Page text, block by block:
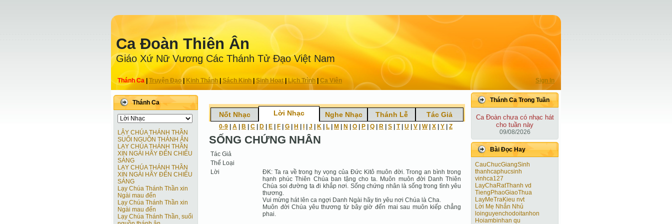
Ca Ðoàn Thiên Ân
Giáo Xứ Nữ Vương Các Thánh Tử Ðạo Việt Nam
Thánh Ca Truyện Ðạo| Kinh Thánh Sách Kinh|Sinh Hoạt| Lịch Trình Ca Viên Sign In
Thánh Ca
LẬY CHÚA THÁNH THẦN
SUỐI NGUỒN THÁNH ÂN
LẠY CHÚA THÁNH THẦN
XIN NGÀI HÃY ĐẾN CHIẾU
SÁNG
LẠY CHÚA THÁNH THẦN
XIN NGÀI HÃY ĐẾN CHIẾU
SÁNG
Lạy Chúa Thánh Thần xin
Ngài mau đến
Lạy Chúa Thánh Thần xin
Ngài mau đến
Lạy Chúa Thánh Thần, suối
Nốt Nhạc Lời Nhạc Nghe Nhạc Thánh Lễ Tác Giả
0-9 A B C D E F G H J K L M N O P Q R S T| U V W| X Y Z
SỐNG CHỨNG NHÂN
Tác Giả
Thể Loại
Lời
ĐK: Ta ra về trong hy vọng của Đức Kitô muôn đời. Trong an bình trong
hạnh phúc Thiên Chúa ban tặng cho ta. Muôn muôn đời Danh Thiên
Chúa soi đường ta đi khắp nơi. Sống chứng nhân là sống trong tình yêu
thương.
Vui mừng hát lên ca ngợi Danh Ngài hãy tin yêu nơi Chúa là Cha.
Muôn đời Chúa yêu thương từ bây giờ đến mai sau muôn kiếp chẳng
phai.
Thánh Ca Trong Tuần
Ca Ðoàn chưa có nhạc hát
cho tuần này
09/08/2026
Bài Ðọc Hay
CauChucGiangSinh
thanhcaphucsinh
vinhca127
LayChaRatThanh vd
TiengPhaoGiaoThua
LayMeTraKieu nvt
Lời Mẹ Nhắn Nhủ
loinguyenchodoitanhon
Hoiambinhan qu